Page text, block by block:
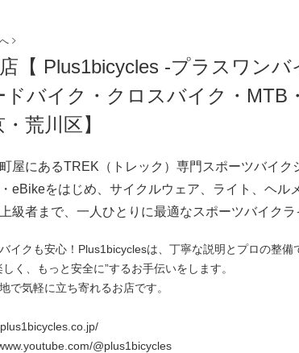
【 Plus1bicycles -プラスワン
ドバイク・クロスバイク・MTB
荒川区】
屋にあるTREK（トレック）専門スポーツバイ
eBikeをはじめ、サイクルウェア、ライト、ヘ
級者まで、一人ひとりに最適なスポーツバイクラ
イクも安心！Plus1bicyclesは、丁寧な説明とプロの整備
く、もっと安全に”するお手伝いをします。
で気軽に立ち寄れるお店です。
@plus1bicycles